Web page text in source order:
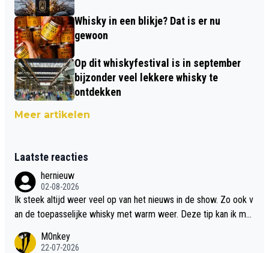
Whisky in een blikje? Dat is er nu
gewoon
Op dit whiskyfestival is in september
bijzonder veel lekkere whisky te
ontdekken
Meer artikelen
Laatste reacties
hernieuw
02-08-2026
Ik steek altijd weer veel op van het nieuws in de show. Zo ook v
an de toepasselijke whisky met warm weer. Deze tip kan ik met
M0nkey
22-07-2026